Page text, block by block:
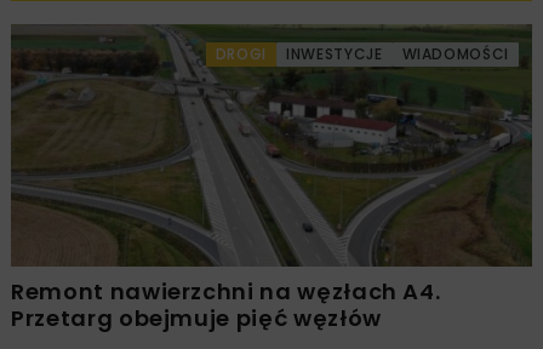
DROGI INWESTYCJE WIADOMOŚCI
Remont nawierzchni na węzłach A4.
Przetarg obejmuje pięć węzłów